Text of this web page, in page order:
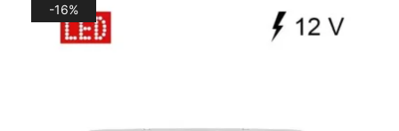
₺11.606,87.
-16%